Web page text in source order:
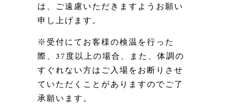
は、ご遠慮いただきますようお願い
申し上げます。
※受付にてお客様の検温を行った
際、37度以上の場合、また、体調の
すぐれない方はご入場をお断りさせ
ていただくことがありますのでご了
承願います。